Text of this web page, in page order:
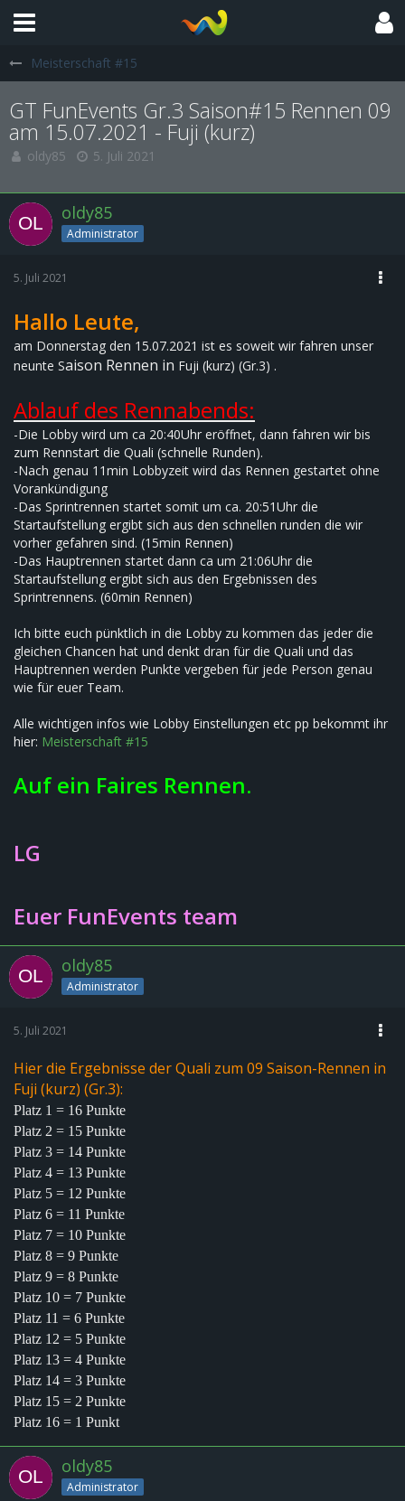
Meisterschaft #15
GT FunEvents Gr.3 Saison#15 Rennen 09
am 15.07.2021 - Fuji (kurz)
oldy85 5. Juli 2021
oldy85
Administrator
5. Juli 2021
Hallo Leute,
am Donnerstag den 15.07.2021 ist es soweit wir fahren unser
neunte Saison Rennen in Fuji (kurz) (Gr.3) .
Ablauf des Rennabends:
-Die Lobby wird um ca 20:40Uhr eröffnet, dann fahren wir bis
zum Rennstart die Quali (schnelle Runden).
-Nach genau 11min Lobbyzeit wird das Rennen gestartet ohne
Vorankündigung
-Das Sprintrennen startet somit um ca. 20:51Uhr die
Startaufstellung ergibt sich aus den schnellen runden die wir
vorher gefahren sind. (15min Rennen)
-Das Hauptrennen startet dann ca um 21:06Uhr die
Startaufstellung ergibt sich aus den Ergebnissen des
Sprintrennens. (60min Rennen)
Ich bitte euch pünktlich in die Lobby zu kommen das jeder die
gleichen Chancen hat und denkt dran für die Quali und das
Hauptrennen werden Punkte vergeben für jede Person genau
wie für euer Team.
Alle wichtigen infos wie Lobby Einstellungen etc pp bekommt ihr
hier: Meisterschaft #15
Auf ein Faires Rennen.
LG
Euer FunEvents team
oldy85
Administrator
5. Juli 2021
Hier die Ergebnisse der Quali zum 09 Saison-Rennen in
Fuji (kurz) (Gr.3):
Platz 1 = 16 Punkte
Platz 2 = 15 Punkte
Platz 3 = 14 Punkte
Platz 4 = 13 Punkte
Platz 5 = 12 Punkte
Platz 6 = 11 Punkte
Platz 7 = 10 Punkte
Platz 8 = 9 Punkte
Platz 9 = 8 Punkte
Platz 10 = 7 Punkte
Platz 11 = 6 Punkte
Platz 12 = 5 Punkte
Platz 13 = 4 Punkte
Platz 14 = 3 Punkte
Platz 15 = 2 Punkte
Platz 16 = 1 Punkt
oldy85
Administrator